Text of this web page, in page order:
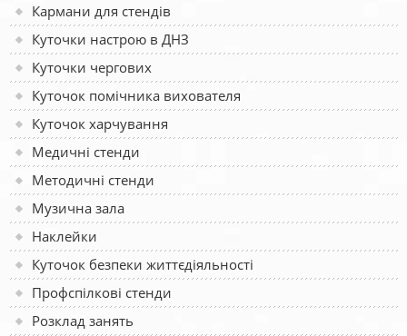
Кармани для стендів
Куточки настрою в ДНЗ
Куточки чергових
Куточок помічника вихователя
Куточок харчування
Медичні стенди
Методичні стенди
Музична зала
Наклейки
Куточок безпеки життєдіяльності
Профспілкові стенди
Розклад занять